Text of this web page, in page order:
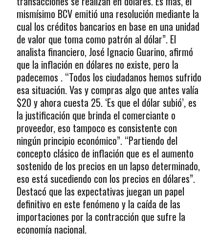
mismísimo BCV emitió una resolución mediante la
cual los créditos bancarios en base en una unidad
de valor que toma como patrón al dólar”. El
analista financiero, José Ignacio Guarino, afirmó
que la inflación en dólares no existe, pero la
padecemos . “Todos los ciudadanos hemos sufrido
esa situación. Vas y compras algo que antes valía
$20 y ahora cuesta 25. ‘Es que el dólar subió’, es
la justificación que brinda el comerciante o
proveedor, eso tampoco es consistente con
ningún principio económico”. “Partiendo del
concepto clásico de inflación que es el aumento
sostenido de los precios en un lapso determinado,
eso está sucediendo con los precios en dólares”.
Destacó que las expectativas juegan un papel
definitivo en este fenómeno y la caída de las
importaciones por la contracción que sufre la
economía nacional.